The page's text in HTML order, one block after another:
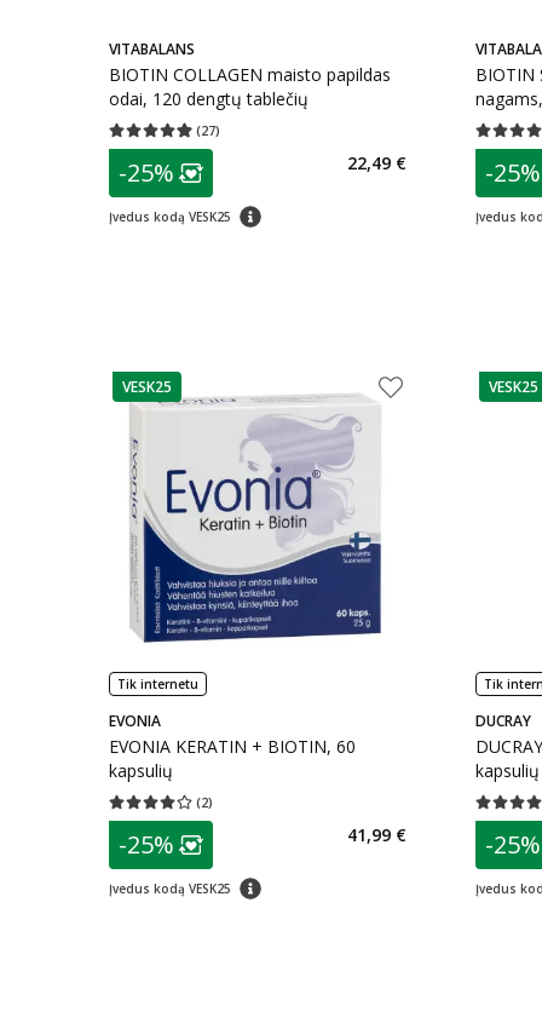
VITABALANS
BIOTIN COLLAGEN maisto papildas
odai, 120 dengtų tablečių
(27)
Vidutinis įvertinimas 4.93
patarimas
Lojalumo klubo narių nuolaida:
-25%
Įvedus kodą VESK25 patarimas
22,49 €
BIOTIN
Vidutinis
-25%
Įvedus
patarimas
VESK25
Tik internetu
EVONIA
EVONIA KERATIN + BIOTIN, 60
kapsulių
(2)
Vidutinis įvertinimas 4.00
patarimas
Lojalumo klubo narių nuolaida:
-25%
Įvedus kodą VESK25 patarimas
41,99 €
VESK25
Tik
DUCRAY
kapsulių
Vidutinis
-25%
Įvedus